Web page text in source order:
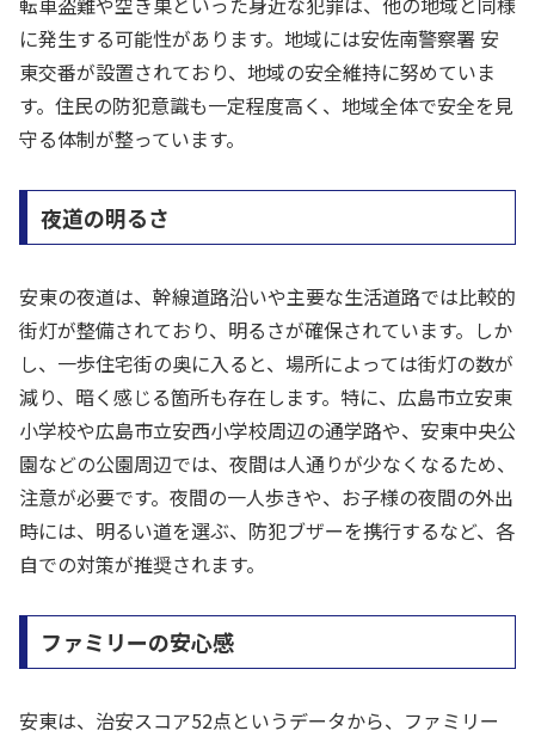
に発生する可能性があります。地域には安佐南警察署 安
東交番が設置されており、地域の安全維持に努めていま
す。住民の防犯意識も一定程度高く、地域全体で安全を見
守る体制が整っています。
夜道の明るさ
安東の夜道は、幹線道路沿いや主要な生活道路では比較的
街灯が整備されており、明るさが確保されています。しか
し、一歩住宅街の奥に入ると、場所によっては街灯の数が
減り、暗く感じる箇所も存在します。特に、広島市立安東
小学校や広島市立安西小学校周辺の通学路や、安東中央公
園などの公園周辺では、夜間は人通りが少なくなるため、
注意が必要です。夜間の一人歩きや、お子様の夜間の外出
時には、明るい道を選ぶ、防犯ブザーを携行するなど、各
自での対策が推奨されます。
ファミリーの安心感
安東は、治安スコア52点というデータから、ファミリー